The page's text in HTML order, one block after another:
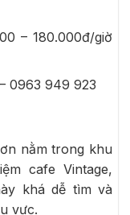
– 180.000đ/giờ
0963 949 923
nằm trong khu
cafe Vintage,
khá dễ tìm và
vực.